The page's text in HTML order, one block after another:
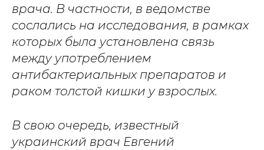
врача. В частности, в ведомстве
сослались на исследования, в рамках
которых была установлена связь
между употреблением
антибактериальных препаратов и
раком толстой кишки у взрослых.
В свою очередь, известный
украинский врач Евгений